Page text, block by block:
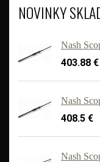
NOVINKY
Nash
403.88 €
Nash
408.5 €
Nash